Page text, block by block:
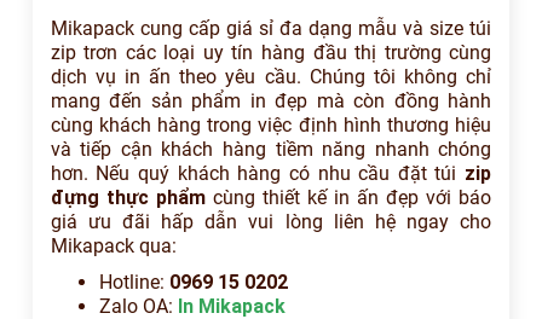
Mikapack cung cấp giá sỉ đa dạng mẫu và size túi
zip trơn các loại uy tín hàng đầu thị trường cùng
dịch vụ in ấn theo yêu cầu. Chúng tôi không chỉ
mang đến sản phẩm in đẹp mà còn đồng hành
cùng khách hàng trong việc định hình thương hiệu
và tiếp cận khách hàng tiềm năng nhanh chóng
hơn. Nếu quý khách hàng có nhu cầu đặt túi zip
đựng thực phẩmcùng thiết kế in ấn đẹp với báo
giá ưu đãi hấp dẫn vui lòng liên hệ ngay cho
Mikapack qua:
Hotline: 0969 15 0202
Zalo OA: In Mikapack